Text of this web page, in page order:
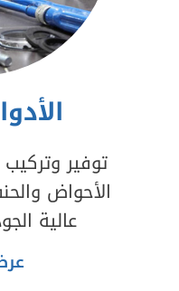
توفير
الأحواض
عالية